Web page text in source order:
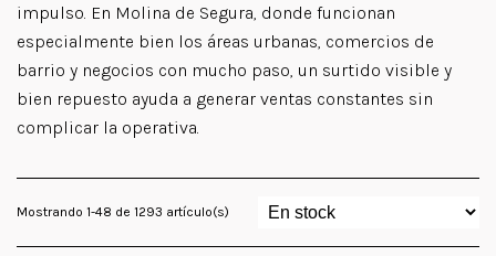
impulso. En Molina de Segura, donde funcionan
especialmente bien los áreas urbanas, comercios de
barrio y negocios con mucho paso, un surtido visible y
bien repuesto ayuda a generar ventas constantes sin
complicar la operativa.
Mostrando 1-48 de 1293 artículo(s)